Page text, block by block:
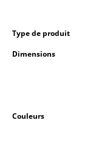
... voir tous
Luminaires
Suspensions
Type de produit
Dimensions
Couleurs